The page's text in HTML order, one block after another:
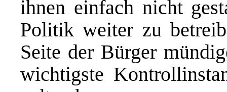
ihnen einfach nicht
Politik weiter zu
Seite der Bürger
wichtigste